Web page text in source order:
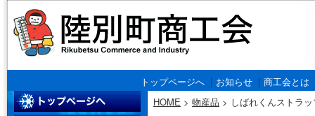
トップページへ| お知らせ| 商工会とは
HOME > 物産品 > しばれくんストラ